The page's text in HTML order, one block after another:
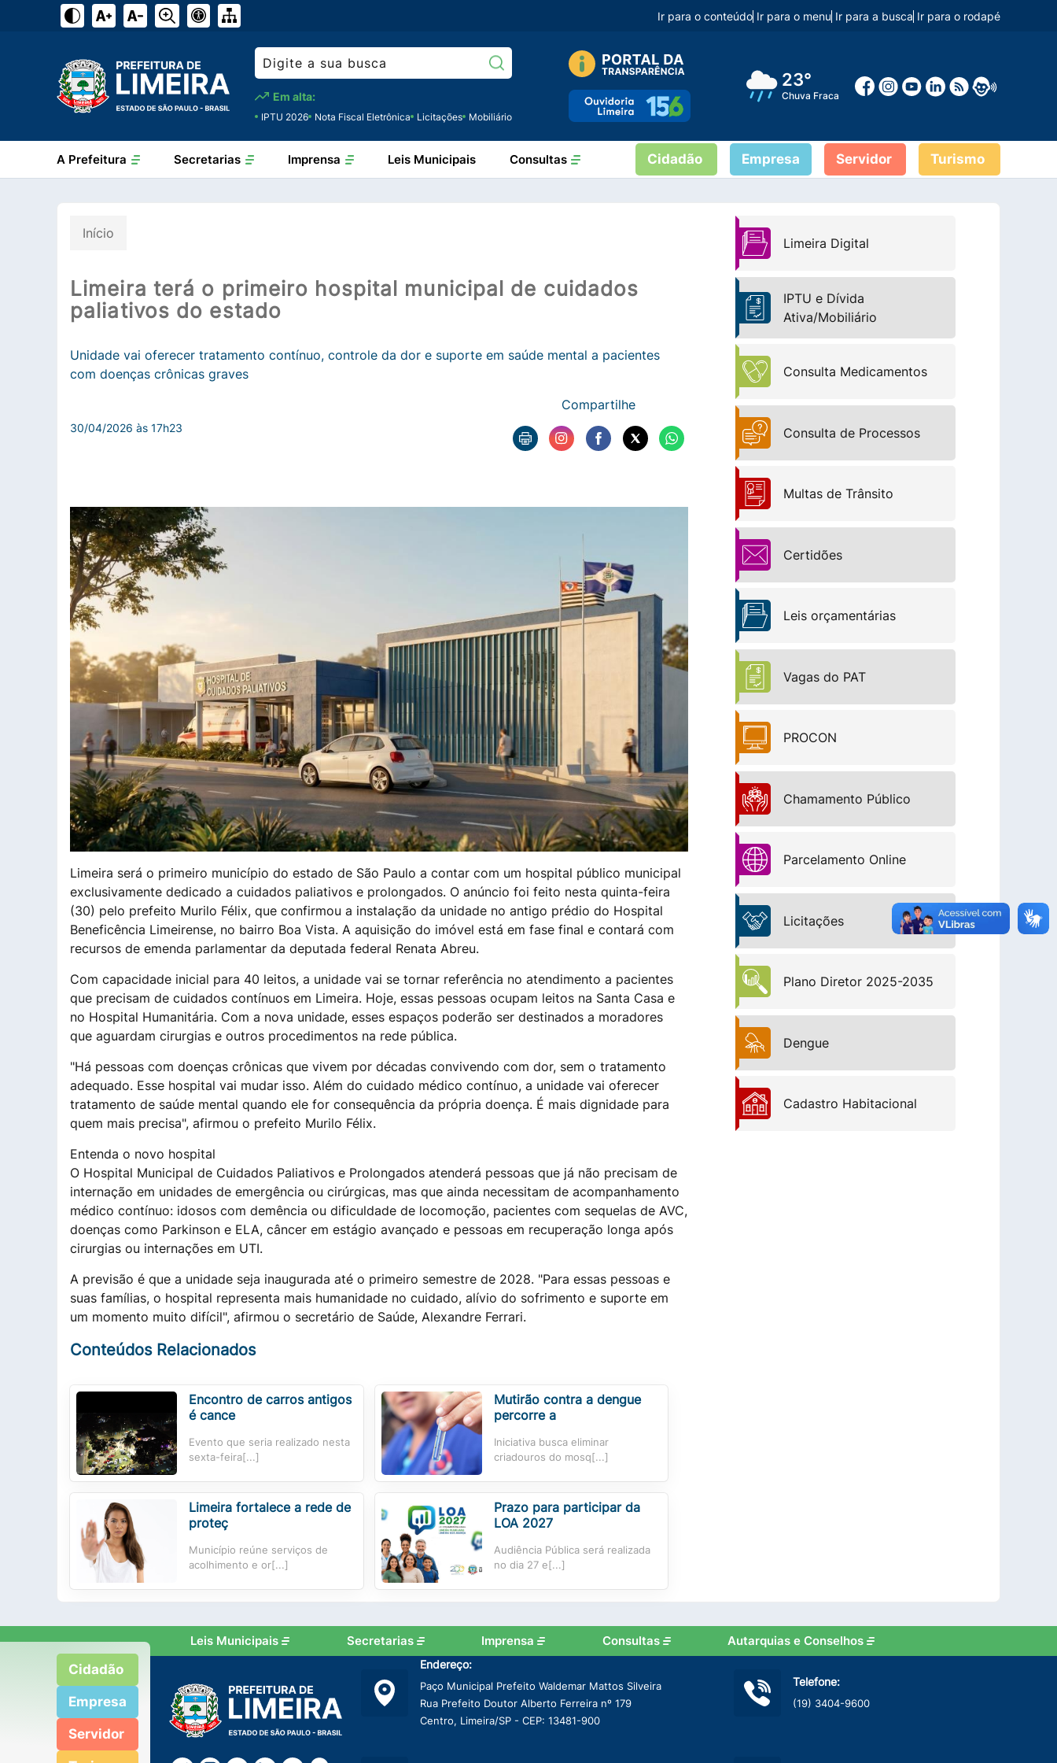
Ir para o conteúdo Ir para o menu Ir para a busca Ir para o rodapé
Pesquisar:
Em alta:
IPTU 2026 Nota Fiscal Eletrônica Licitações Mobiliário
23°
Chuva Fraca
Leis Municipais
A Prefeitura Secretarias Imprensa Consultas Cidadão Empresa Servidor Turismo
Início
Limeira terá o primeiro hospital municipal de cuidados
paliativos do estado
Unidade vai oferecer tratamento contínuo, controle da dor e suporte em saúde mental a pacientes
com doenças crônicas graves
30/04/2026 às 17h23
Compartilhe
Limeira será o primeiro município do estado de São Paulo a contar com um hospital público municipal
exclusivamente dedicado a cuidados paliativos e prolongados. O anúncio foi feito nesta quinta-feira
(30) pelo prefeito Murilo Félix, que confirmou a instalação da unidade no antigo prédio do Hospital
Beneficência Limeirense, no bairro Boa Vista. A aquisição do imóvel está em fase final e contará com
recursos de emenda parlamentar da deputada federal Renata Abreu.
Com capacidade inicial para 40 leitos, a unidade vai se tornar referência no atendimento a pacientes
que precisam de cuidados contínuos em Limeira. Hoje, essas pessoas ocupam leitos na Santa Casa e
no Hospital Humanitária. Com a nova unidade, esses espaços poderão ser destinados a moradores
que aguardam cirurgias e outros procedimentos na rede pública.
"Há pessoas com doenças crônicas que vivem por décadas convivendo com dor, sem o tratamento
adequado. Esse hospital vai mudar isso. Além do cuidado médico contínuo, a unidade vai oferecer
tratamento de saúde mental quando ele for consequência da própria doença. É mais dignidade para
quem mais precisa", afirmou o prefeito Murilo Félix.
Entenda o novo hospital
O Hospital Municipal de Cuidados Paliativos e Prolongados atenderá pessoas que já não precisam de
internação em unidades de emergência ou cirúrgicas, mas que ainda necessitam de acompanhamento
médico contínuo: idosos com demência ou dificuldade de locomoção, pacientes com sequelas de AVC,
doenças como Parkinson e ELA, câncer em estágio avançado e pessoas em recuperação longa após
cirurgias ou internações em UTI.
A previsão é que a unidade seja inaugurada até o primeiro semestre de 2028. "Para essas pessoas e
suas famílias, o hospital representa mais humanidade no cuidado, alívio do sofrimento e suporte em
um momento muito difícil", afirmou o secretário de Saúde, Alexandre Ferrari.
Conteúdos Relacionados
Encontro de carros antigos
é cance
Evento que seria realizado nesta
sexta-feira[...]
Mutirão contra a dengue
percorre a
Iniciativa busca eliminar
criadouros do mosq[...]
Limeira fortalece a rede de
proteç
Município reúne serviços de
acolhimento e or[...]
Prazo para participar da
LOA 2027
Audiência Pública será realizada
no dia 27 e[...]
Limeira Digital
IPTU e Dívida
Ativa/Mobiliário
Consulta Medicamentos
Consulta de Processos
Multas de Trânsito
Certidões
Leis orçamentárias
Vagas do PAT
PROCON
Chamamento Público
Parcelamento Online
Licitações
Plano Diretor 2025-2035
Dengue
Cadastro Habitacional
Leis Municipais Secretarias Imprensa Consultas Autarquias e Conselhos
Cidadão
Empresa
Servidor
Endereço:
Paço Municipal Prefeito Waldemar Mattos Silveira
Rua Prefeito Doutor Alberto Ferreira nº 179
Centro, Limeira/SP - CEP: 13481-900
Telefone:
(19) 3404-9600